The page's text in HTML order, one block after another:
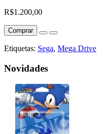
R$1.200,00
Comprar
Etiquetas: Sega, Mega Drive
Novidades